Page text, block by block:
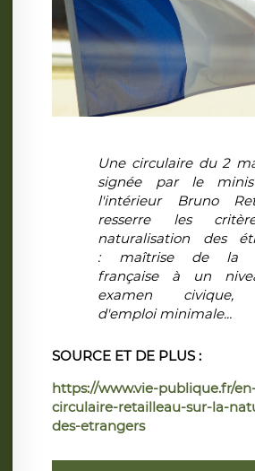
Une circulaire du 2
signée par le
l'intérieur Bruno
resserre les
naturalisation des
: maîtrise de la
française à un
examen civique,
d'emploi minimale...
SOURCE ET DE PLUS :
https://www.vie-publique.fr/
circulaire-retailleau-sur-la-
des-etrangers